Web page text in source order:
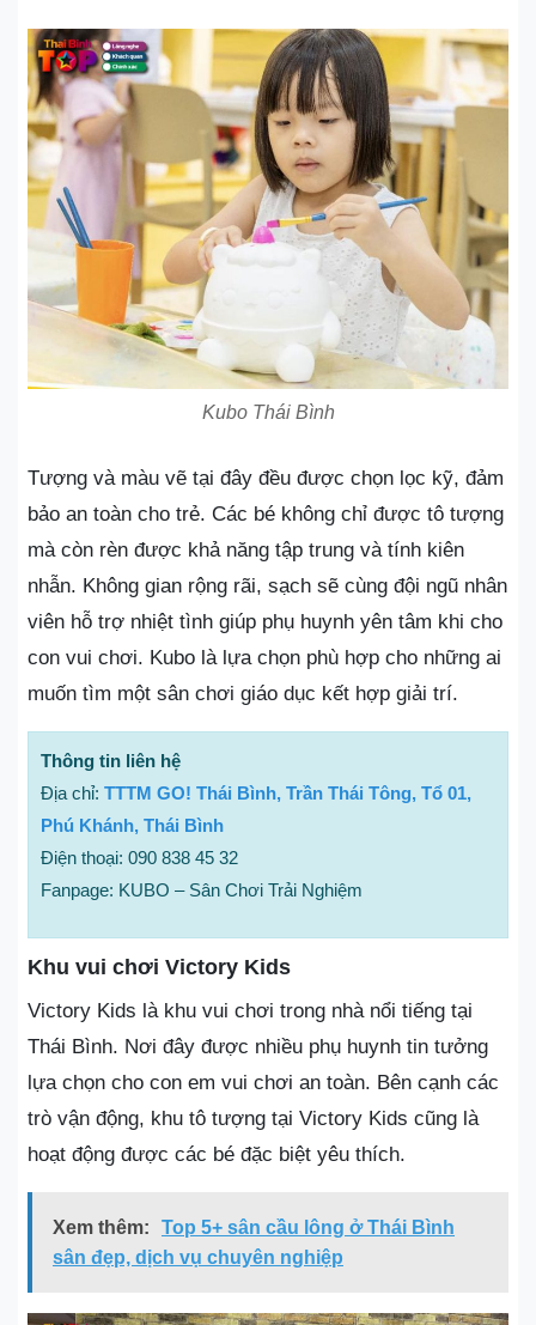
Kubo Thái Bình
Tượng và màu vẽ tại đây đều được chọn lọc kỹ, đảm
bảo an toàn cho trẻ. Các bé không chỉ được tô tượng
mà còn rèn được khả năng tập trung và tính kiên
nhẫn. Không gian rộng rãi, sạch sẽ cùng đội ngũ nhân
viên hỗ trợ nhiệt tình giúp phụ huynh yên tâm khi cho
con vui chơi. Kubo là lựa chọn phù hợp cho những ai
muốn tìm một sân chơi giáo dục kết hợp giải trí.
Thông tin liên hệ
Địa chỉ: TTTM GO! Thái Bình, Trần Thái Tông, Tổ 01,
Phú Khánh, Thái Bình
Điện thoại: 090 838 45 32
Fanpage: KUBO – Sân Chơi Trải Nghiệm
Khu vui chơi Victory Kids
Victory Kids là khu vui chơi trong nhà nổi tiếng tại
Thái Bình. Nơi đây được nhiều phụ huynh tin tưởng
lựa chọn cho con em vui chơi an toàn. Bên cạnh các
trò vận động, khu tô tượng tại Victory Kids cũng là
hoạt động được các bé đặc biệt yêu thích.
Xem thêm:
Top 5+ sân cầu lông ở Thái Bình
sân đẹp, dịch vụ chuyên nghiệp